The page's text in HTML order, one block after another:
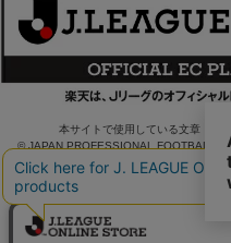
本サイトで使用している文章・画
© JAPAN PROFESSIONAL FOOTBALL